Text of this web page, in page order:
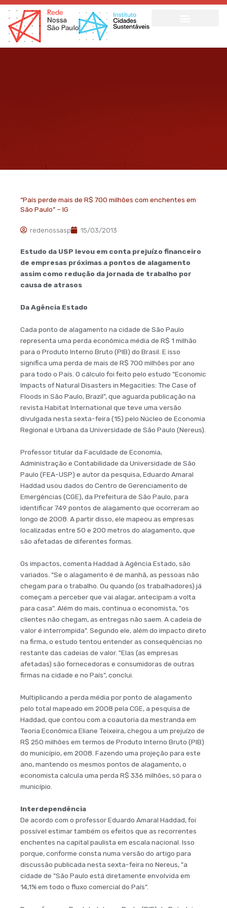
Ir
para
conteúdo
“País perde mais de R$ 700 milhões com enchentes em
São Paulo” – IG
redenossasp 15/03/2013
Estudo da USP levou em conta prejuízo financeiro
de empresas próximas a pontos de alagamento
assim como redução da jornada de trabalho por
causa de atrasos
Da Agência Estado
Cada ponto de alagamento na cidade de São Paulo
representa uma perda econômica média de R$ 1 milhão
para o Produto Interno Bruto (PIB) do Brasil. E isso
significa uma perda de mais de R$ 700 milhões por ano
para todo o País. O cálculo foi feito pelo estudo "Economic
Impacts of Natural Disasters in Megacities: The Case of
Floods in São Paulo, Brazil", que aguarda publicação na
revista Habitat International que teve uma versão
divulgada nesta sexta-feira (15) pelo Núcleo de Economia
Regional e Urbana da Universidade de São Paulo (Nereus).
Professor titular da Faculdade de Economia,
Administração e Contabilidade da Universidade de São
Paulo (FEA-USP) e autor da pesquisa, Eduardo Amaral
Haddad usou dados do Centro de Gerenciamento de
Emergências (CGE), da Prefeitura de São Paulo, para
identificar 749 pontos de alagamento que ocorreram ao
longo de 2008. A partir disso, ele mapeou as empresas
localizadas entre 50 e 200 metros do alagamento, que
são afetadas de diferentes formas.
Os impactos, comenta Haddad à Agência Estado, são
variados. "Se o alagamento é de manhã, as pessoas não
chegam para o trabalho. Ou quando (os trabalhadores) já
começam a perceber que vai alagar, antecipam a volta
para casa". Além do mais, continua o economista, "os
clientes não chegam, as entregas não saem. A cadeia de
valor é interrompida". Segundo ele, além do impacto direto
na firma, o estudo tentou entender as consequências no
restante das cadeias de valor. "Elas (as empresas
afetadas) são fornecedoras e consumidoras de outras
firmas na cidade e no País", conclui.
Multiplicando a perda média por ponto de alagamento
pelo total mapeado em 2008 pela CGE, a pesquisa de
Haddad, que contou com a coautoria da mestranda em
Teoria Econômica Eliane Teixeira, chegou a um prejuízo de
R$ 250 milhões em termos de Produto Interno Bruto (PIB)
do município, em 2008. Fazendo uma projeção para este
ano, mantendo os mesmos pontos de alagamento, o
economista calcula uma perda R$ 336 milhões, só para o
município.
Interdependência
De acordo com o professor Eduardo Amaral Haddad, foi
possível estimar também os efeitos que as recorrentes
enchentes na capital paulista em escala nacional. Isso
porque, conforme consta numa versão do artigo para
discussão publicada nesta sexta-feira no Nereus, "a
cidade de "São Paulo está diretamente envolvida em
14,1% em todo o fluxo comercial do País".